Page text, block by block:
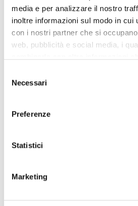
media e per analizzare il nostro
inoltre informazioni sul modo in cui
con i nostri partner che si
web, pubblicità e social media, i
mera chiusura del banner non
tutti” o selezionando le diverse
Selection
Necessari
Preferenze
Statistici
Marketing
Valutazione del
carburante
Città
CONTATTACI PER RICEVERE